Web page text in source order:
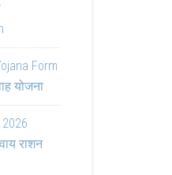
Form
योजना
राशन